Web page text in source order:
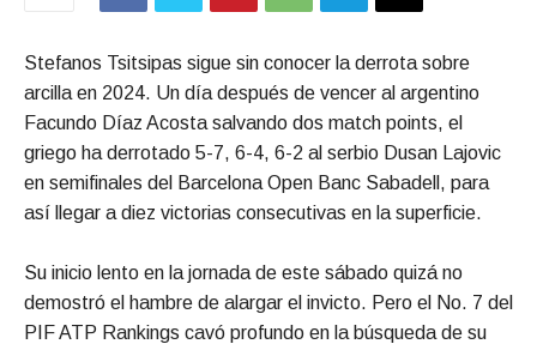
Stefanos Tsitsipas sigue sin conocer la derrota sobre
arcilla en 2024. Un día después de vencer al argentino
Facundo Díaz Acosta salvando dos match points, el
griego ha derrotado 5-7, 6-4, 6-2 al serbio Dusan Lajovic
en semifinales del Barcelona Open Banc Sabadell, para
así llegar a diez victorias consecutivas en la superficie.
Su inicio lento en la jornada de este sábado quizá no
demostró el hambre de alargar el invicto. Pero el No. 7 del
PIF ATP Rankings cavó profundo en la búsqueda de su